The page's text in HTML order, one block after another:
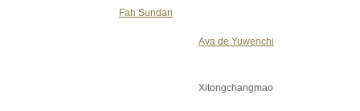
Fah Sundari
Aya de Yuwenchi
Xitongchangmao